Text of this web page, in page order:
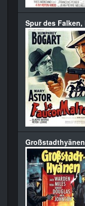
Spur des Falken,
Großstadthyänen